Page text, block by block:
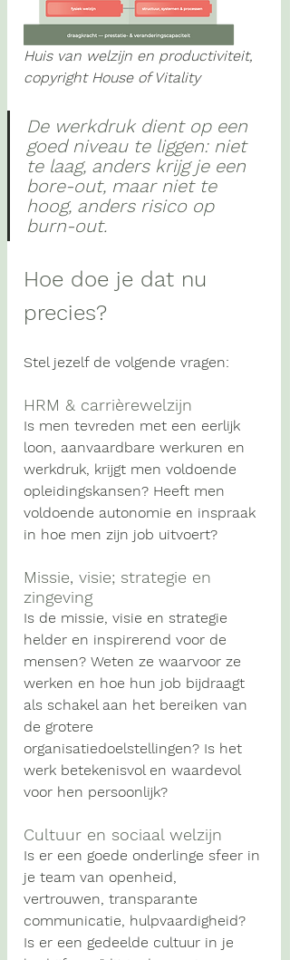
Huis van welzijn en productiviteit,
copyright House of Vitality
De werkdruk dient op een
goed niveau te liggen: niet
te laag, anders krijg je een
bore-out, maar niet te
hoog, anders risico op
burn-out.
Hoe doe je dat nu
precies?
Stel jezelf de volgende vragen:
HRM & carrièrewelzijn
Is men tevreden met een eerlijk
loon, aanvaardbare werkuren en
werkdruk, krijgt men voldoende
opleidingskansen? Heeft men
voldoende autonomie en inspraak
in hoe men zijn job uitvoert?
Missie, visie; strategie en
zingeving
Is de missie, visie en strategie
helder en inspirerend voor de
mensen? Weten ze waarvoor ze
werken en hoe hun job bijdraagt
als schakel aan het bereiken van
de grotere
organisatiedoelstellingen? Is het
werk betekenisvol en waardevol
voor hen persoonlijk?
Cultuur en sociaal welzijn
Is er een goede onderlinge sfeer in
je team van openheid,
vertrouwen, transparante
communicatie, hulpvaardigheid?
Is er een gedeelde cultuur in je